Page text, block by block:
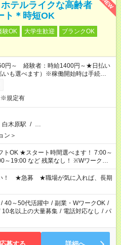
NEW
テルライクな高齢者
ト＊時短OK
験OK 大学生歓迎
ブランクOK
円～ 経験者：時給1400円～★日払い
いも選べます）※稼働開始時は手続き完
す。
※規定有
白木原駅 / …
ン＞
す！ 7:00～
など 残業なし！ ※Wワークの
せ週40時間超の就業はご案内できませ
時間以上勤務は社会保険への加入対象
（日雇い派遣の原則禁止）により、
ご案内が難しい場合があります
！ ★急募 ★職場が気に入れば、長期
/ 40～50代活躍中 / 副業・WワークOK /
10名以上の大量募集 / 電話対応なし / パ